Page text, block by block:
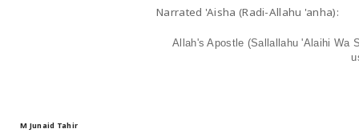
Narrated 'Aisha (Radi-Allahu 'anha):
Allah's Apostle (Sallallahu 'Alaihi Wa
M Junaid Tahir